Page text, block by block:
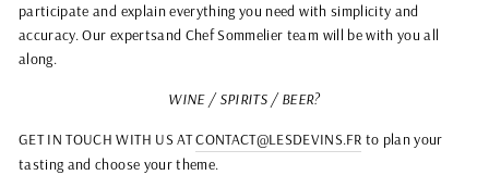
participate and explain everything you need with simplicity and
accuracy. Our expertsand Chef Sommelier team will be with you all
along.
WINE / SPIRITS / BEER?
GET IN TOUCH WITH US ATCONTACT@LESDEVINS.FR to plan your
tasting and choose your theme.